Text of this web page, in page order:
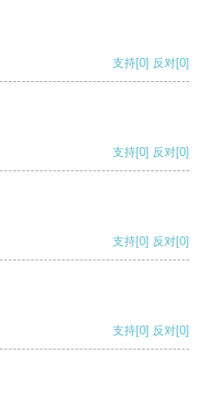
支持[0] 反对[0]
支持[0] 反对[0]
支持[0] 反对[0]
支持[0] 反对[0]